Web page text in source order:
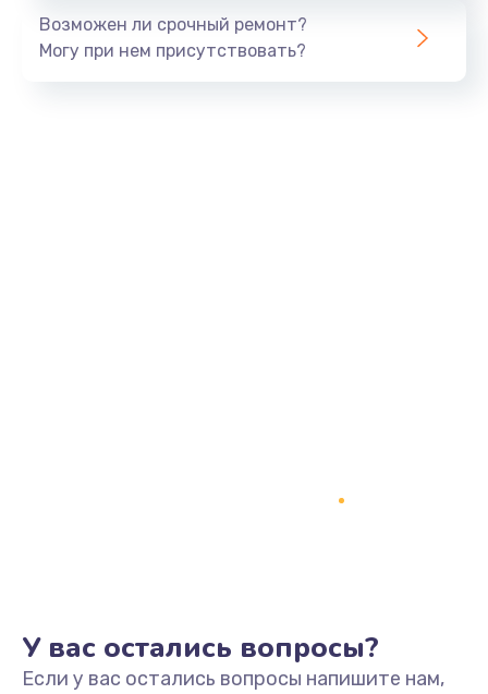
Возможен ли срочный ремонт?
Могу при нем присутствовать?
У вас остались вопросы?
Если у вас остались вопросы напишите нам,